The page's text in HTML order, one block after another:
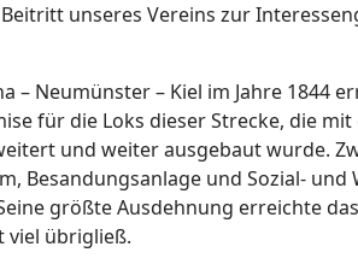
unseres Vereins zur
– Neumünster – Kiel im Jahre 1844
für die Loks dieser Strecke, die
und weiter ausgebaut wurde.
Besandungsanlage und Sozial-
größte Ausdehnung erreichte
viel übrigließ.